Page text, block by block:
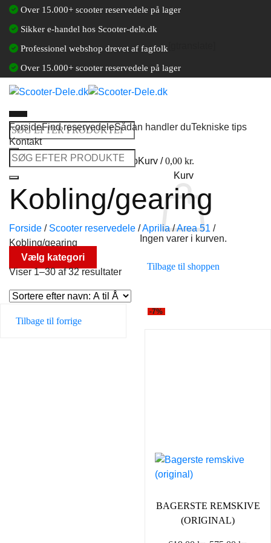
Fortsæt
indhold
Over 15.000+ scooter reservedele på lager
Sikker e-handel hos Scooter-dele.dk
Professionel webshop drevet af fagfolk
Over 15.000+ scooter reservedele på lager
Søg
efter:
Log ind / Opret en kundekontoKurv /0,00 kr.
Kurv
Ingen varer i kurven.
Tilbage til shoppen
ForsideFind reservedeleSådan handler duTekniske tips
Kontakt
Søg
efter:
Kobling/gearing
Forside / Scooter reservedele /Aprilia /Area 51 /
Kobling/gearing
Vælg kategori
Viser 1–30 af 32 resultater
Tilbage til forrige
-7%
BAGERSTE REMSKIVE
(ORIGINAL)